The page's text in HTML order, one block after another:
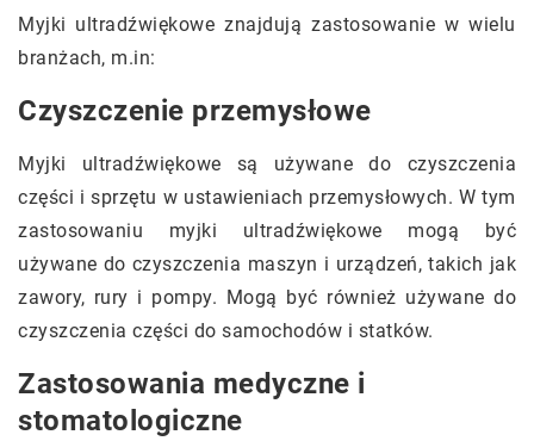
Myjki ultradźwiękowe znajdują zastosowanie w wielu
branżach, m.in:
Czyszczenie przemysłowe
Myjki ultradźwiękowe są używane do czyszczenia
części i sprzętu w ustawieniach przemysłowych. W tym
zastosowaniu myjki ultradźwiękowe mogą być
używane do czyszczenia maszyn i urządzeń, takich jak
zawory, rury i pompy. Mogą być również używane do
czyszczenia części do samochodów i statków.
Zastosowania medyczne i
stomatologiczne